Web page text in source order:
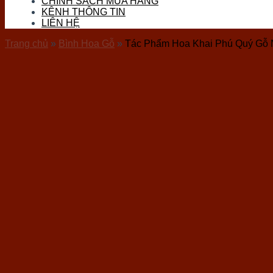
Đá Thọ Sơn
Đá Tourmaline
Đá Vàng Găm (Pyrite)
Đá Nham Thạch
Gỗ Hóa Thạch
KÊNH THÔNG TIN
LIÊN HỆ
Trang chủ » Bình Hoa Gỗ » Tác Phẩm Hoa Khai Phú Quý